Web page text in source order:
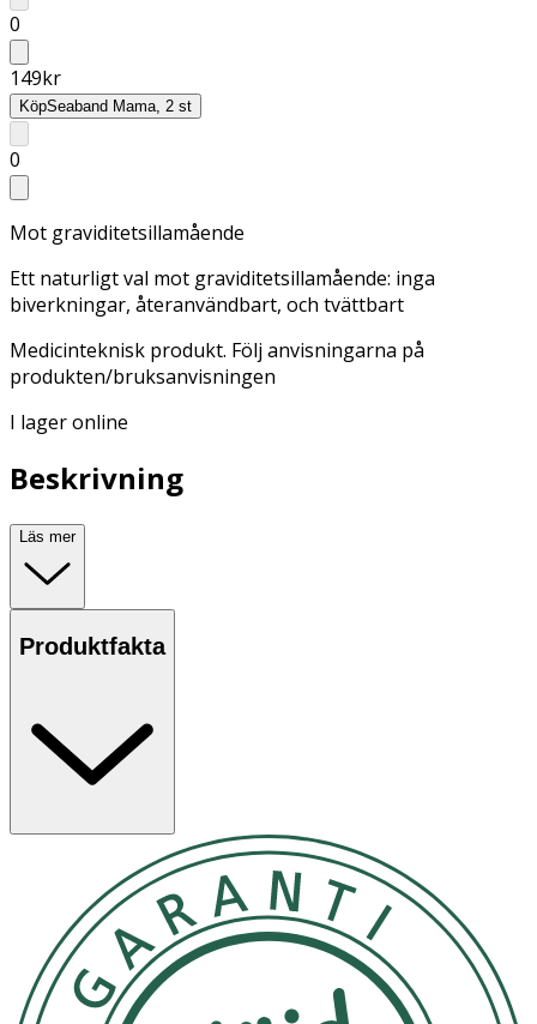
0
149kr
KöpSeaband Mama, 2 st
0
Mot graviditetsillamående
Ett naturligt val mot graviditetsillamående: inga
biverkningar, återanvändbart, och tvättbart
Medicinteknisk produkt. Följ anvisningarna på
produkten/bruksanvisningen
I lager online
Beskrivning
Läs mer
Produktfakta